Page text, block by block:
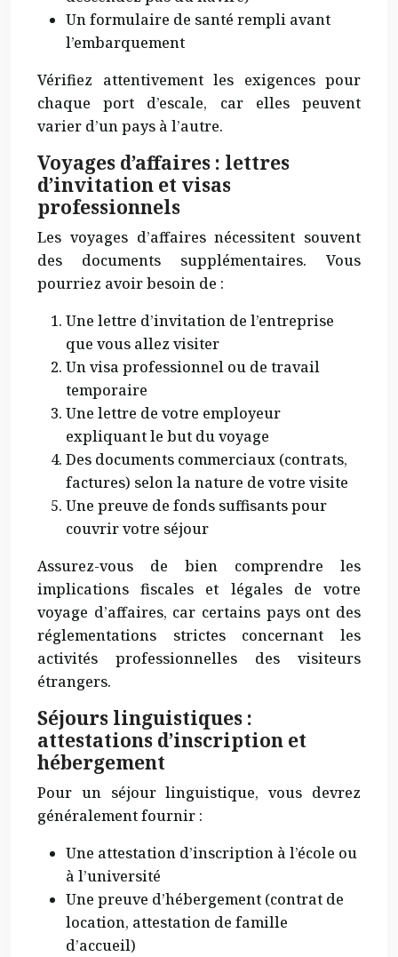
Un formulaire de santé rempli avant
l’embarquement
Vérifiez attentivement les exigences pour
chaque port d’escale, car elles peuvent
varier d’un pays à l’autre.
Voyages d’affaires : lettres
d’invitation et visas
professionnels
Les voyages d’affaires nécessitent souvent
des documents supplémentaires. Vous
pourriez avoir besoin de :
Une lettre d’invitation de l’entreprise
que vous allez visiter
Un visa professionnel ou de travail
temporaire
Une lettre de votre employeur
expliquant le but du voyage
Des documents commerciaux (contrats,
factures) selon la nature de votre visite
Une preuve de fonds suffisants pour
couvrir votre séjour
Assurez-vous de bien comprendre les
implications fiscales et légales de votre
voyage d’affaires, car certains pays ont des
réglementations strictes concernant les
activités professionnelles des visiteurs
étrangers.
Séjours linguistiques :
attestations d’inscription et
hébergement
Pour un séjour linguistique, vous devrez
généralement fournir :
Une attestation d’inscription à l’école ou
à l’université
Une preuve d’hébergement (contrat de
location, attestation de famille
d’accueil)